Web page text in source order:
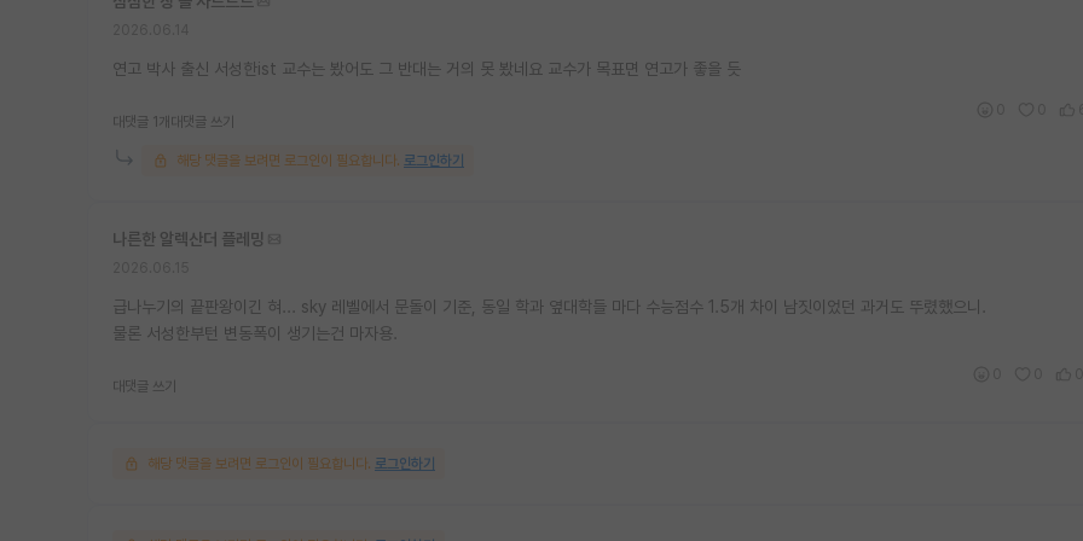
연고 박사 출신 서성한ist 교수는 봤어도 그 반대는 거의 못 봤네요 교수가 목표면 연고가 좋을 듯
대댓글 1개 대댓글 쓰기
해당 댓글을 보려면 로그인이 필요합니다. 로그인하기
나른한 알렉산더 플레밍
급나누기의 끝판왕이긴 혀... sky 레벨에서 문돌이 기준, 동일 학과 옆대학들 마다 수능점수 1.5개 차이 남짓이었던 과거도 뚜렸했으니.
물론 서성한부턴 변동폭이 생기는건 마자용.
대댓글 쓰기
해당 댓글을 보려면 로그인이 필요합니다. 로그인하기